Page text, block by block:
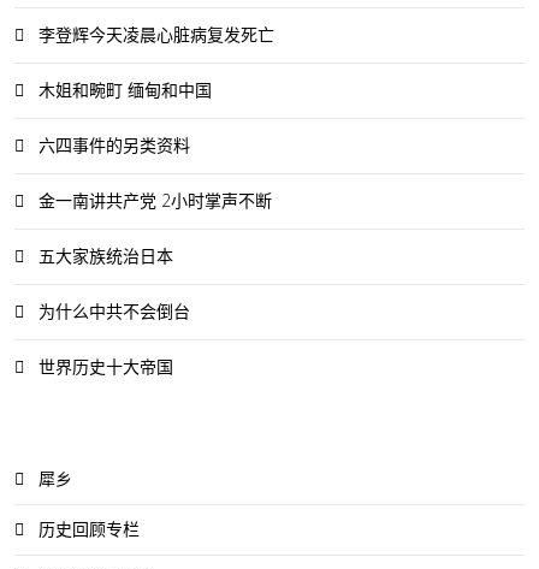
李登辉今天凌晨心脏病复发死亡
木姐和畹町 缅甸和中国
六四事件的另类资料
金一南讲共产党 2小时掌声不断
五大家族统治日本
为什么中共不会倒台
世界历史十大帝国
犀乡
历史回顾专栏